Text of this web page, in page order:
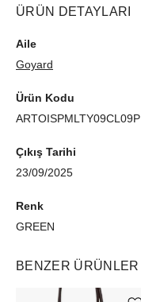
ÜRÜN DETAYLARI
Aile
Goyard
Ürün Kodu
ARTOISPMLTY09CL09P
Çıkış Tarihi
23/09/2025
Renk
GREEN
BENZER ÜRÜNLER